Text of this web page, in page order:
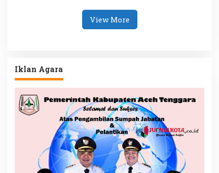
Air Bersih
View More
Iklan Agara